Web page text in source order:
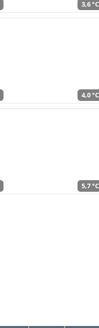
3,6 °C
4,0 °C
5,7 °C